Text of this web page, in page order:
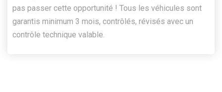
pas passer cette opportunité ! Tous les véhicules sont
garantis minimum 3 mois, contrôlés, révisés avec un
contrôle technique valable.